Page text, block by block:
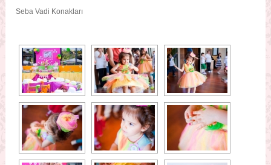
Seba Vadi Konakları